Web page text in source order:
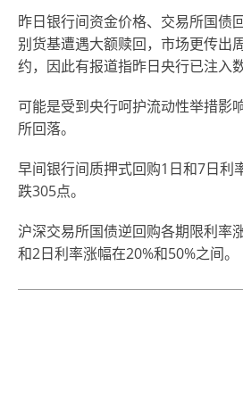
昨日银行间资金价格、交易所国债
别货基遭遇大额赎回，市场更传出
约，因此有报道指昨日央行已注入
可能是受到央行呵护流动性举措影
所回落。
早间银行间质押式回购1日和7日利
跌305点。
沪深交易所国债逆回购各期限利率
和2日利率涨幅在20%和50%之间。